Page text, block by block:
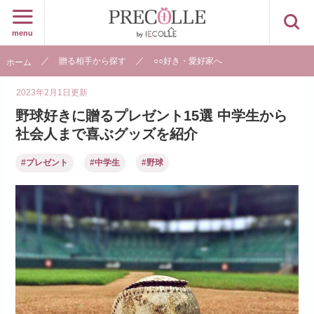
menu
ホーム 贈る相手から探す ○○好き・愛好家へ
2023年2月1日更新
野球好きに贈るプレゼント15選 中学生から
社会人まで喜ぶグッズを紹介
#プレゼント #中学生 #野球